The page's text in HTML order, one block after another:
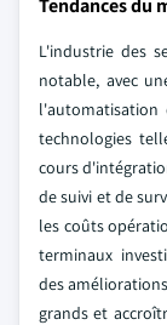
Tendances du
L'industrie des
notable, avec
l'automatisation
technologies
cours
de suivi et de
les coûts
terminaux
des
grands et